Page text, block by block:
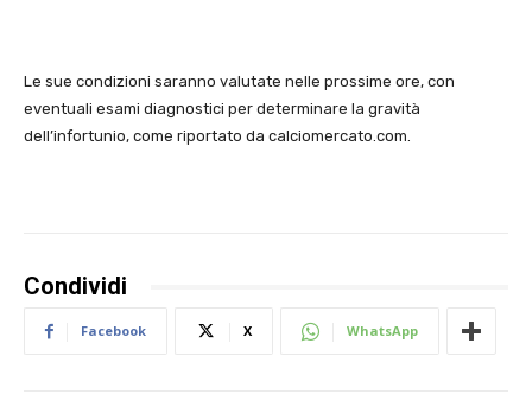
Le sue condizioni saranno valutate nelle prossime ore, con
eventuali esami diagnostici per determinare la gravità
dell’infortunio, come riportato da calciomercato.com.
Condividi
Facebook X WhatsApp